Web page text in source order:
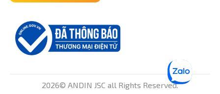
2026© ANDIN JSC all Rights Reserved.